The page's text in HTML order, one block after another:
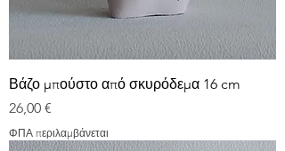
Βάζο μπούστο από σκυρόδεμα 16 cm
Τιμή
26,00 €
ΦΠΑ περιλαμβάνεται